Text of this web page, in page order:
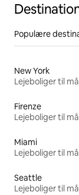
Populære
New York
Firenze
Miami
Seattle